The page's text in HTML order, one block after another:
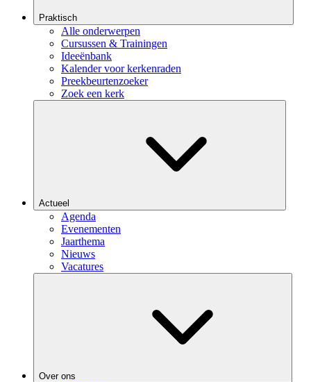
Praktisch
Alle onderwerpen
Cursussen & Trainingen
Ideeënbank
Kalender voor kerkenraden
Preekbeurtenzoeker
Zoek een kerk
Actueel
Agenda
Evenementen
Jaarthema
Nieuws
Vacatures
Over ons